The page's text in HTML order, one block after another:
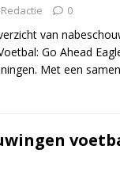
Redactie 0
van
Go Ahead
Met een